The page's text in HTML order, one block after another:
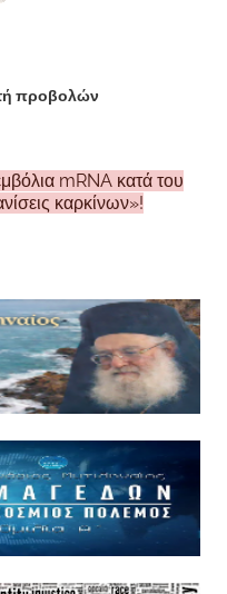
προβολών
mRNA κατά του
καρκίνων»!